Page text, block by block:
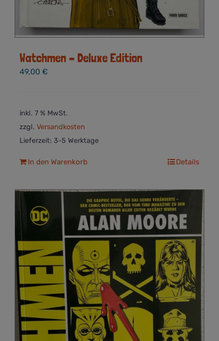
Watchmen – Deluxe Edition
49,00 €
inkl. 7 % MwSt.
zzgl. Versandkosten
Lieferzeit: 3-5 Werktage
In den Warenkorb Details